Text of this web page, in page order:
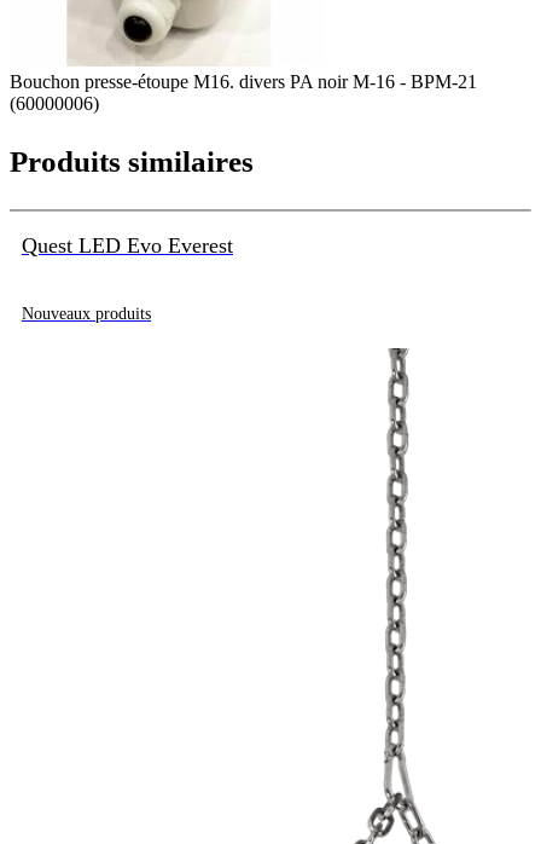
Bouchon presse-étoupe M16. divers PA noir M-16 - BPM-21
(60000006)
Produits similaires
Quest LED Evo Everest
Nouveaux produits